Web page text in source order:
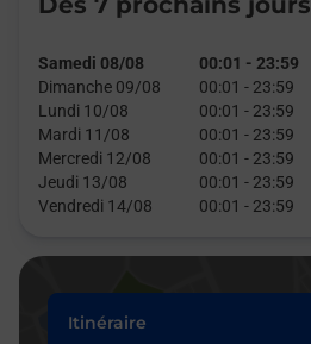
Samedi 08/08 00:01 - 23:59
Dimanche 09/08
00:01 - 23:59
Lundi 10/08
00:01 - 23:59
Mardi 11/08
00:01 - 23:59
Mercredi 12/08
00:01 - 23:59
Jeudi 13/08
00:01 - 23:59
Vendredi 14/08
00:01 - 23:59
Itinéraire